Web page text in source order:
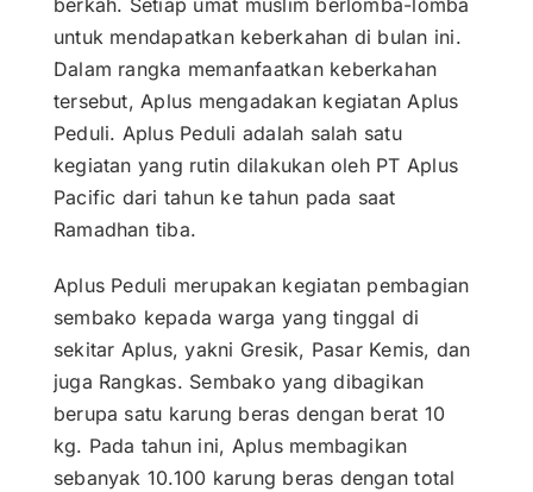
berkah. Setiap umat muslim berlomba-lomba
untuk mendapatkan keberkahan di bulan ini.
Dalam rangka memanfaatkan keberkahan
tersebut, Aplus mengadakan kegiatan Aplus
Peduli. Aplus Peduli adalah salah satu
kegiatan yang rutin dilakukan oleh PT Aplus
Pacific dari tahun ke tahun pada saat
Ramadhan tiba.
Aplus Peduli merupakan kegiatan pembagian
sembako kepada warga yang tinggal di
sekitar Aplus, yakni Gresik, Pasar Kemis, dan
juga Rangkas. Sembako yang dibagikan
berupa satu karung beras dengan berat 10
kg. Pada tahun ini, Aplus membagikan
sebanyak 10.100 karung beras dengan total